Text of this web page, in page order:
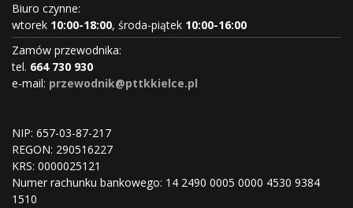
Biuro czynne:
wtorek 10:00-18:00, środa-piątek 10:00-16:00
Zamów przewodnika:
tel. 664 730 930
e-mail: przewodnik@pttkkielce.pl
NIP: 657-03-87-217
REGON: 290516227
KRS: 0000025121
Numer rachunku bankowego: 14 2490 0005 0000 4530 9384
1510